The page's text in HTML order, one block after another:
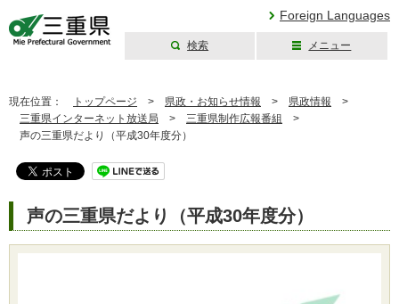
Foreign Languages
検索 メニュー
現在位置： トップページ > 県政・お知らせ情報 > 県政情報 >
三重県インターネット放送局 > 三重県制作広報番組
>
声の三重県だより（平成30年度分）
声の三重県だより（平成30年度分）